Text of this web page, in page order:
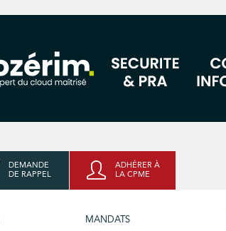
DEMANDE
DE RAPPEL
ADHÉRER À
LA CPME
MANDATS